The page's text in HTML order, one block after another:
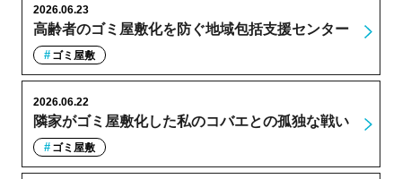
高齢者のゴミ屋敷化を防ぐ地域包括支援センター
2026.06.23
ゴミ屋敷
隣家がゴミ屋敷化した私のコバエとの孤独な戦い
2026.06.22
ゴミ屋敷